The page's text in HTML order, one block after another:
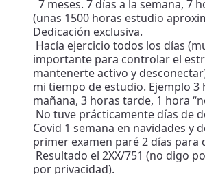
7 meses. 7 días a la semana, 7
(unas 1500 horas estudio
Dedicación exclusiva.
Hacía ejercicio todos los días
importante para controlar el
mantenerte activo y
mi tiempo de estudio. Ejemplo 3
mañana, 3 horas tarde, 1 hora
No tuve prácticamente días de
Covid 1 semana en navidades y
primer examen paré 2 días para
Resultado el 2XX/751 (no digo
por privacidad).